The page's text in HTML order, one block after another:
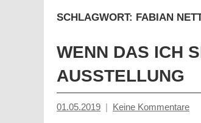
SCHLAGWORT: FABIAN
WENN DAS ICH
AUSSTELLUNG
01.05.2019
Mosche
Keine Kommentare